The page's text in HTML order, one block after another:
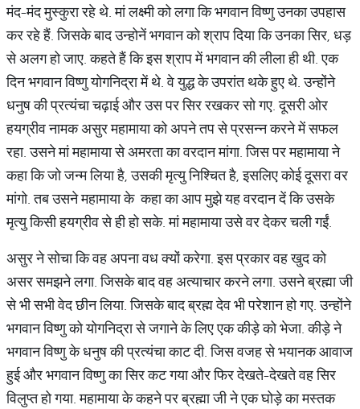
मंद-मंद मुस्कुरा रहे थे. मां लक्ष्मी को लगा कि भगवान विष्णु उनका उपहास
कर रहे हैं. जिसके बाद उन्होनें भगवान को श्राप दिया कि उनका सिर, धड़
से अलग हो जाए. कहते हैं कि इस श्राप में भगवान की लीला ही थी. एक
दिन भगवान विष्णु योगनिद्रा में थे. वे युद्ध के उपरांत थके हुए थे. उन्होंने
धनुष की प्रत्यंचा चढ़ाई और उस पर सिर रखकर सो गए. दूसरी ओर
हयग्रीव नामक असुर महामाया को अपने तप से प्रसन्न करने में सफल
रहा. उसने मां महामाया से अमरता का वरदान मांगा. जिस पर महामाया ने
कहा कि जो जन्म लिया है, उसकी मृत्यु निश्चित है, इसलिए कोई दूसरा वर
मांगो. तब उसने महामाया के कहा का आप मुझे यह वरदान दें कि उसके
मृत्यु किसी हयग्रीव से ही हो सके. मां महामाया उसे वर देकर चली गईं.
असुर ने सोचा कि वह अपना वध क्यों करेगा. इस प्रकार वह खुद को
असर समझने लगा. जिसके बाद वह अत्याचार करने लगा. उसने ब्रह्मा जी
से भी सभी वेद छीन लिया. जिसके बाद ब्रह्म देव भी परेशान हो गए. उन्होंने
भगवान विष्णु को योगनिद्रा से जगाने के लिए एक कीड़े को भेजा. कीड़े ने
भगवान विष्णु के धनुष की प्रत्यंचा काट दी. जिस वजह से भयानक आवाज
हुई और भगवान विष्णु का सिर कट गया और फिर देखते-देखते वह सिर
विलुप्त हो गया. महामाया के कहने पर ब्रह्मा जी ने एक घोड़े का मस्तक